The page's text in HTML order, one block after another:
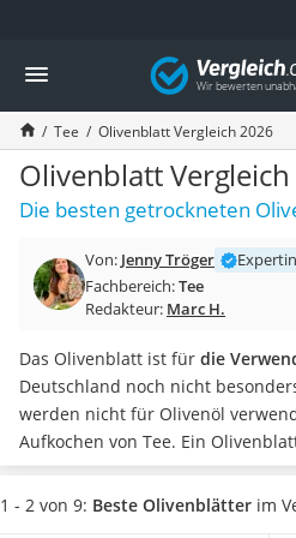
Die beliebtesten Vergleiche nach
Lebensmittel
Schwarzkümmelöl
Knäckebrot
Schwarzkümmelöl-Kapseln
Manukahonig
Eiklar
Balsamico-Essig
Schwarzkümmelöl bio
Honig
Gemüsebrühe
Eiskaffee-Pulver
Irischer Whiskey
Grapefruitkernextrakt
Matcha-Set
Vergleich
Tee Olivenblatt Vergleich 2026
Olivenblatt
Die besten getrockneten
Von: Jenny Tröger
Expertin
Fachbereich:Tee
Redakteur: Marc H.
Das Olivenblatt ist für die
Deutschland noch nicht
werden nicht für Olivenöl
Aufkochen von Tee. Ein
gesundheitliche Eigenschaften.
als Tee nicht sehr bekannt, aber
1 - 2 von 9: Beste Olivenblätter im